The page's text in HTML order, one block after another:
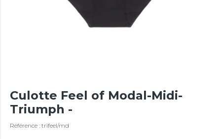
Culotte Feel of Modal-Midi-
Triumph -
Référence : trifeel/md